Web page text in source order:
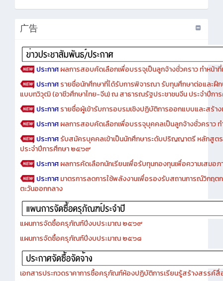
7614539
ประกาศผลการสอบคัดเลือกเพื่อบรรจุเป็นลูกจ้างชั่วคราว ทำหน้าที่
ประกาศ รายชื่อนักศึกษาที่ได้รับการพิจารณา รับทุนศึกษาต่อและฝึ
แบบทวิวุฒิ (อาชีวศึกษาไทย-จีน) ณ สาธารณรัฐประชาชนจีน ประจำปีก
ประกาศรายชื่อผู้เข้ารับการอบรมเชิงปฏิบัติการออกแบบและสร้า
ประกาศผลการสอบคัดเลือกเพื่อบรรจุบุคคลเป็นลูกจ้างชั่วคราว ท
ประกาศรับสมัครบุคคลเข้าเป็นนักศึกษาระดับปริญญาตรี หลักสูต
ประจำปีการศึกษา ๒๕๖๙
ประกาศผลการคัดเลือกนักเรียนเพื่อรับทุนกองทุนเพื่อความเสมอ
ประกาศมาตรการลดการใช้พลังงานเพื่อรองรับสถานการณ์วิกฤ
ตะวันออกกลาง
แผนการจัดซื้อครุภัณฑ์ปีงบประมาณ ๒๕๖๙
แผนการจัดซื้อครุภัณฑ์ปีงบประมาณ ๒๕๖๘